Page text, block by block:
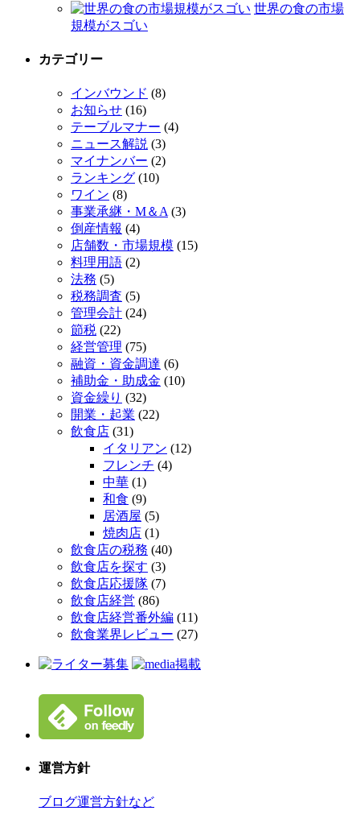
世界の食の市場
規模がスゴい
カテゴリー
インバウンド (8)
お知らせ (16)
テーブルマナー (4)
ニュース解説 (3)
マイナンバー (2)
ランキング (10)
ワイン (8)
事業承継・M＆A(3)
倒産情報 (4)
店舗数・市場規模 (15)
料理用語 (2)
法務 (5)
税務調査 (5)
管理会計 (24)
節税 (22)
経営管理 (75)
融資・資金調達 (6)
補助金・助成金 (10)
資金繰り (32)
開業・起業 (22)
飲食店 (31)
イタリアン (12)
フレンチ (4)
中華 (1)
和食 (9)
居酒屋 (5)
焼肉店 (1)
飲食店の税務 (40)
飲食店を探す (3)
飲食店応援隊 (7)
飲食店経営 (86)
飲食店経営番外編 (11)
飲食業界レビュー (27)
運営方針
ブログ運営方針など